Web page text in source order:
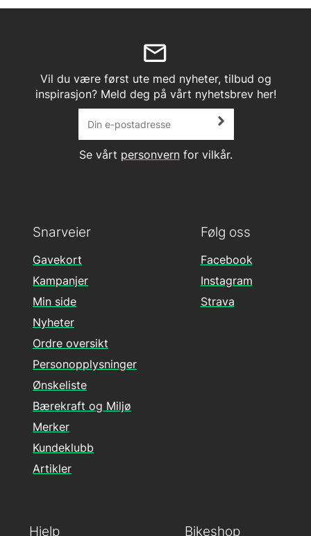
Vil du være først ute med nyheter, tilbud og
inspirasjon? Meld deg på vårt nyhetsbrev her!
Se vårt personvernfor vilkår.
Følg oss
Facebook
Instagram
Strava
Hjelp
Snarveier
Gavekort
Kampanjer
Min side
Nyheter
Ordre oversikt
Personopplysninger
Ønskeliste
Bærekraft og Miljø
Merker
Kundeklubb
Artikler
Bikeshop